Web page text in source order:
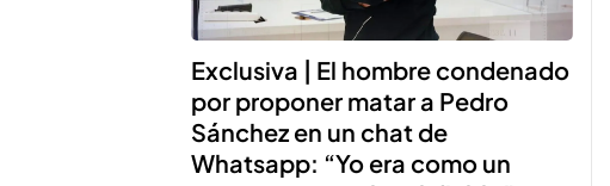
Exclusiva | El hombre condenado
por proponer matar a Pedro
Sánchez en un chat de
Whatsapp: “Yo era como un